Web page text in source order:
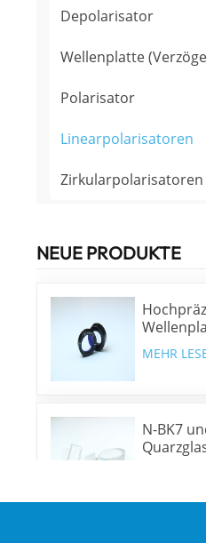
Depolarisator
Wellenplatte
Polarisator
Linearpolarisatoren
Zirkularpolarisatoren
NEUE PRODUKTE
niedriger
MEHR
N-BK7